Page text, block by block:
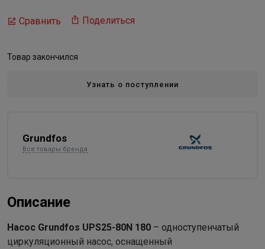
Сравнить Поделиться
Товар закончился
Узнать о поступлении
Grundfos
Все товары бренда
Описание
Насос Grundfos UPS25-80N 180 – одноступенчатый
циркуляционный насос, оснащенный